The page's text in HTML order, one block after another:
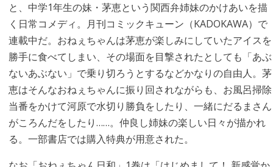
と、中学1年生の妹・茅恵という関西弁姉妹のかけあいを描
く日常コメディ。月刊コミックキューン（KADOKAWA）で
連載中だ。おねぇちゃんは茅恵が楽しみにしていたアイスを
勝手に食べてしまい、その場面を目撃されたとしても「あぶ
ないあぶない」で乗り切ろうとするなどかなりの自由人。茅
恵はそんなおねぇちゃんに振り回されながらも、お風呂掃除
当番をかけて河原で水切り勝負をしたり、一緒にだるまさん
がころんだをしたり……。仲良し姉妹の楽しい日々が描かれ
る。一部書店では購入特典が用意された。